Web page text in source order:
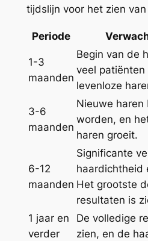
tijdslijn voor het zien
Periode
1-3
maanden
Begin van de
veel
levenloze
3-6
maanden
Nieuwe haren
worden, en
haren groeit.
6-12
maanden
Significante
haardichtheid
Het grootste
resultaten is
1 jaar en
verder
De volledige
zien, en de